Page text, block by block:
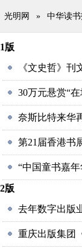
光明网 » 中华读书
1版
《文史哲》
30万元悬赏“
奈斯比特来华
第21届香港书
“中国童书嘉
2版
去年数字出版
重庆出版集团